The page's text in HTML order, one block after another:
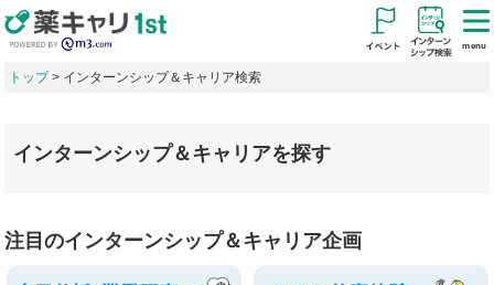
menu
トップ インターンシップ＆キャリア検索
インターンシップ＆キャリアを探す
注目のインターンシップ＆キャリア企画